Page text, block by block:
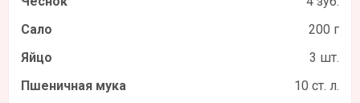
Сало
200 г
Яйцо
3 шт.
Пшеничная мука
10 ст. л.